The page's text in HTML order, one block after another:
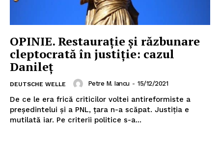
OPINIE. Restaurație și răzbunare
cleptocrată în justiție: cazul
Danileț
DEUTSCHE WELLE Petre M. Iancu - 15/12/2021
De ce le era frică criticilor voltei antireformiste a
președintelui și a PNL, țara n-a scăpat. Justiția e
mutilată iar. Pe criterii politice s-a...